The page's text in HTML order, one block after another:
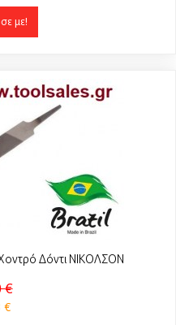
με!
Δόντι ΝΙΚΟΛΣΟΝ
€
€